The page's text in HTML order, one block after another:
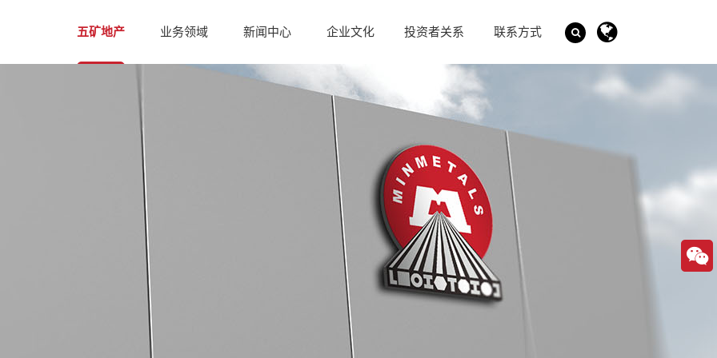
五矿地产 业务领域 新闻中心 企业文化 投资者关系 联系方式
搜索